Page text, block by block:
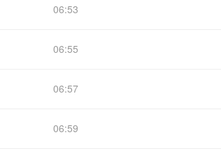
06:53
06:55
06:57
06:59